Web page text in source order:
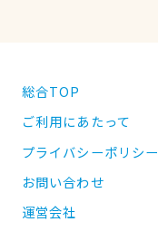
総合TOP
ご利用にあたって
プライバシーポリシー
お問い合わせ
運営会社